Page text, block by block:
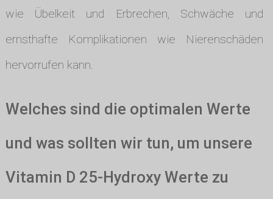
wie Übelkeit und Erbrechen, Schwäche und
ernsthafte Komplikationen wie Nierenschäden
hervorrufen kann.
Welches sind die optimalen Werte
und was sollten wir tun, um unsere
Vitamin D 25-Hydroxy Werte zu